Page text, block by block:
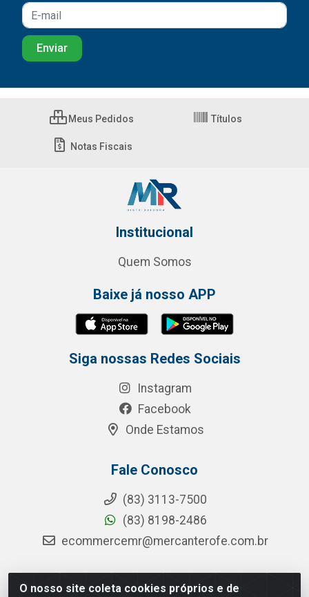
O nosso site coleta cookies próprios e de
Meus Pedidos Títulos
Notas Fiscais
Institucional
Quem Somos
Baixe já nosso APP
Siga nossas Redes Sociais
Instagram
Facebook
Onde Estamos
Fale Conosco
(83) 3113-7500
(83) 8198-2486
ecommercemr@mercanterofe.com.br